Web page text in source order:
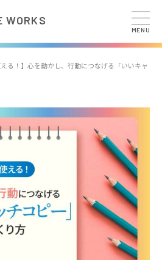
WORKS
MENU
える！】心を動かし、行動につなげる「いいキャ